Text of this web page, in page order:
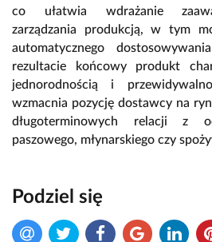
co ułatwia wdrażanie
zarządzania produkcją, w tym
automatycznego
rezultacie końcowy produkt
jednorodnością i
wzmacnia pozycję dostawcy na
długoterminowych relacji z
paszowego, młynarskiego czy
Podziel się